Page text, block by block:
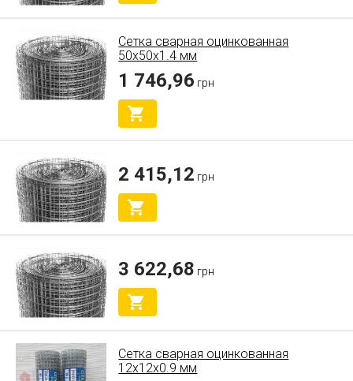
Сетка сварная оцинкованная
50x50x1.4 мм
1 746,96 грн
2 415,12 грн
3 622,68 грн
Сетка сварная оцинкованная
12х12х0.9 мм